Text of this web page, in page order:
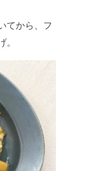
てから、フ
。